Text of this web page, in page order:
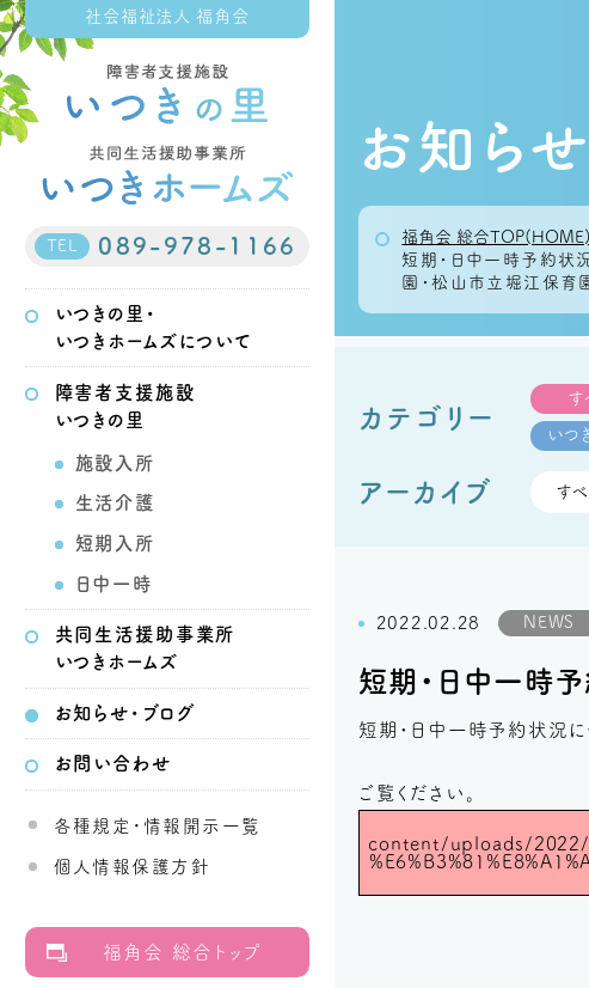
社会福祉法人 福角会
TEL 089-978-1166
いつきの里・
いつきホームズについて
障害者支援施設
いつきの里
施設入所
生活介護
短期入所
日中一時
共同生活援助事業所
いつきホームズ
お知らせ・ブログ
お問い合わせ
各種規定・情報開示一覧
個人情報保護方針
福角会 総合トップ
お知ら
福角会 総合TOP(HOME)
短期・日中一時予約状
園・松山市立堀江保育
カテゴリー
す
いつ
アーカイブ
2022.02.28 NEWS
短期・日中一時予
短期・日中一時予約状況に
ご覧ください。
content/uploads/2022/